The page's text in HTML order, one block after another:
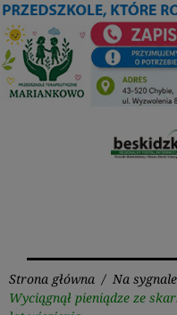
Przejdź
do
treści
Strona główna / Na sygnale
Wyciągnął pieniądze ze